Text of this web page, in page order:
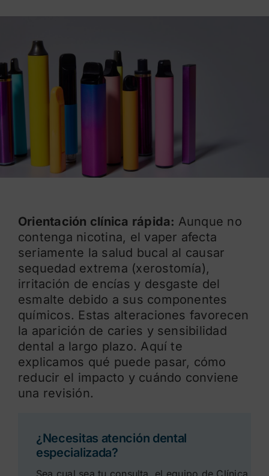
Orientación clínica rápida: Aunque no
contenga nicotina, el vaper afecta
seriamente la salud bucal al causar
sequedad extrema (xerostomía),
irritación de encías y desgaste del
esmalte debido a sus componentes
químicos. Estas alteraciones favorecen
la aparición de caries y sensibilidad
dental a largo plazo. Aquí te
explicamos qué puede pasar, cómo
reducir el impacto y cuándo conviene
una revisión.
¿Necesitas atención dental
especializada?
Sea cual sea tu consulta, el equipo de Clínica